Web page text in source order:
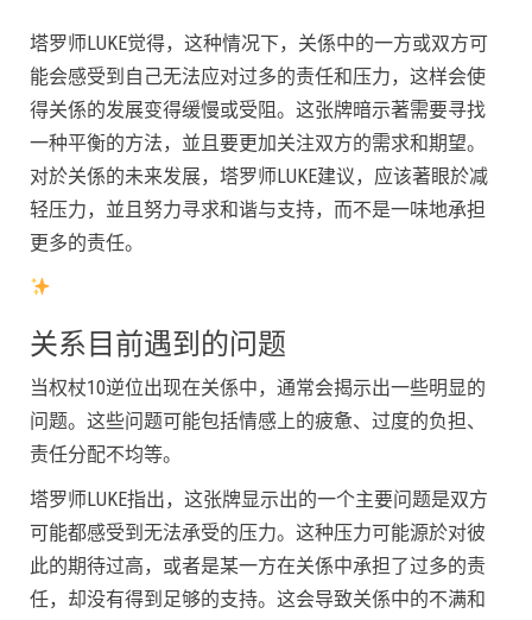
塔罗师LUKE觉得，这种情况下，关係中的一方或双方可
能会感受到自己无法应对过多的责任和压力，这样会使
得关係的发展变得缓慢或受阻。这张牌暗示著需要寻找
一种平衡的方法，並且要更加关注双方的需求和期望。
对於关係的未来发展，塔罗师LUKE建议，应该著眼於减
轻压力，並且努力寻求和谐与支持，而不是一味地承担
更多的责任。
关系目前遇到的问题
当权杖10逆位出现在关係中，通常会揭示出一些明显的
问题。这些问题可能包括情感上的疲惫、过度的负担、
责任分配不均等。
塔罗师LUKE指出，这张牌显示出的一个主要问题是双方
可能都感受到无法承受的压力。这种压力可能源於对彼
此的期待过高，或者是某一方在关係中承担了过多的责
任，却没有得到足够的支持。这会导致关係中的不满和